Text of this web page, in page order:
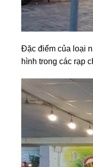
Đặc điểm của loại
hình trong các rạp